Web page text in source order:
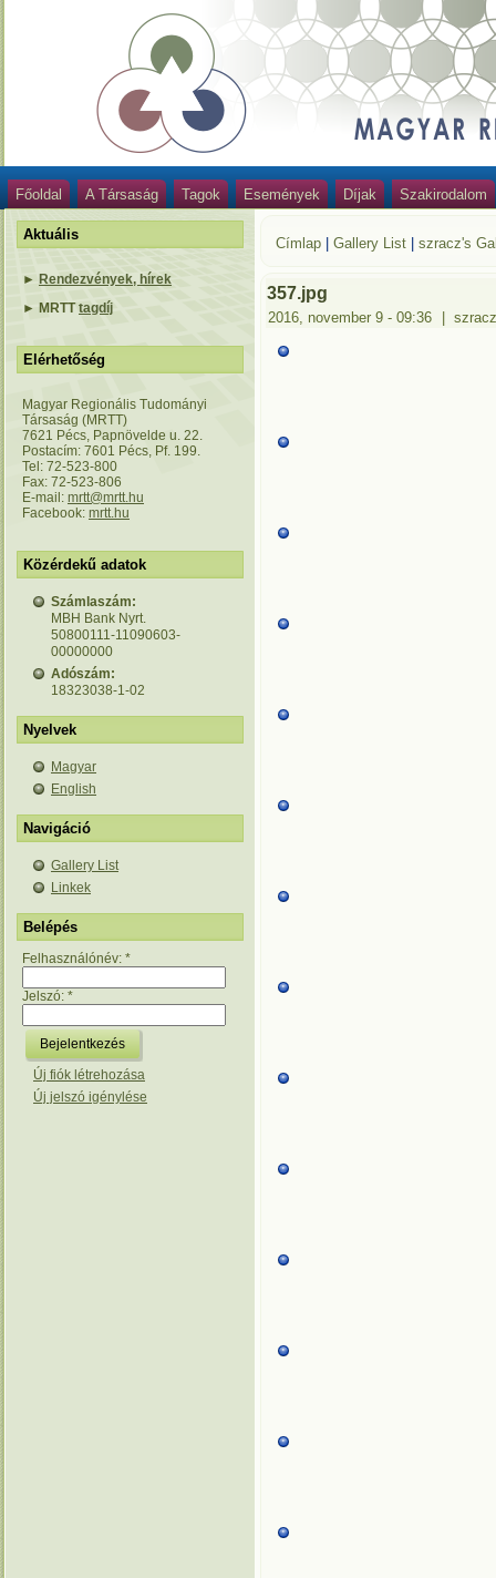
Főoldal A Társaság Tagok Események Díjak Szakirodalom
Aktuális
► Rendezvények, hírek
► MRTTtagdíj
Elérhetőség
Magyar Regionális Tudományi
Társaság (MRTT)
7621 Pécs, Papnövelde u. 22.
Postacím: 7601 Pécs, Pf. 199.
Tel: 72-523-800
Fax: 72-523-806
E-mail: mrtt@mrtt.hu
Facebook: mrtt.hu
Közérdekű adatok
Számlaszám:
MBH Bank Nyrt.
50800111-11090603-
00000000
Adószám:
18323038-1-02
Nyelvek
Magyar
English
Navigáció
Gallery List
Linkek
Belépés
Felhasználónév: *
Jelszó: *
Új fiók létrehozása
Új jelszó igénylése
Címlap |Gallery List |szracz's
357.jpg
2016, november 9 - 09:36